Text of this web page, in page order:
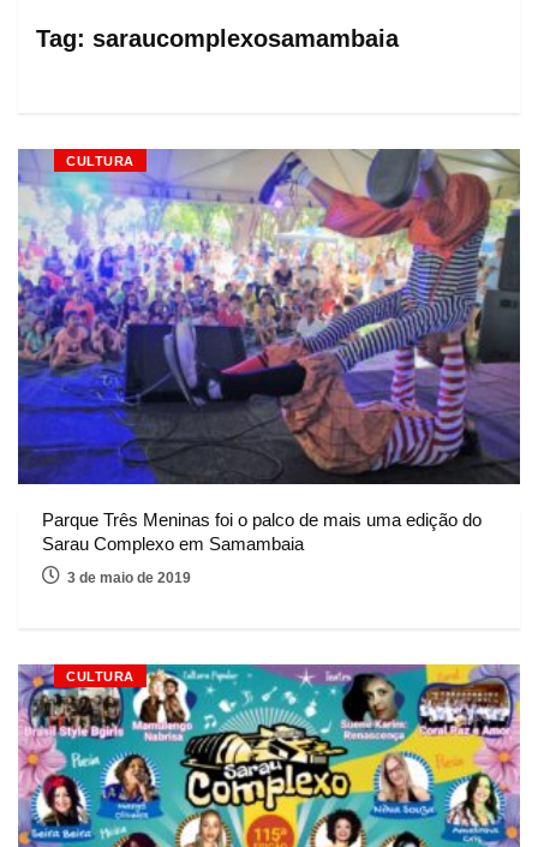
Tag: saraucomplexosamambaia
CULTURA
Parque Três Meninas foi o palco de mais uma edição do
Sarau Complexo em Samambaia
3 de maio de 2019
CULTURA